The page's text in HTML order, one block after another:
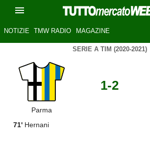
NOTIZIE TMW RADIO MAGAZINE
SERIE A TIM (2020-2021)
Parma
1-2
71' Hernani